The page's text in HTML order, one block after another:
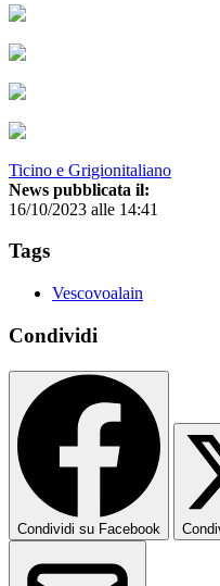
Ticino e Grigionitaliano
News pubblicata il:
16/10/2023 alle 14:41
Tags
Vescovoalain
Condividi
Condividi su Facebook